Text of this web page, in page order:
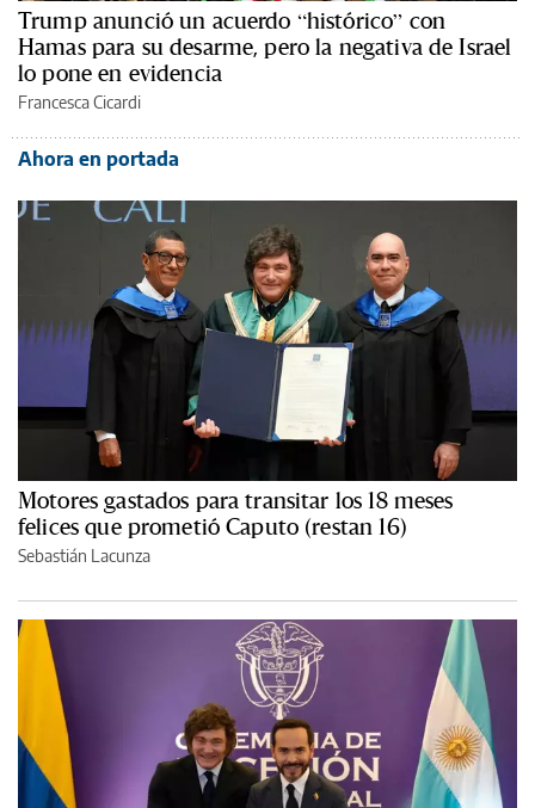
Trump anunció un acuerdo “histórico” con
Hamas para su desarme, pero la negativa de Israel
lo pone en evidencia
Francesca Cicardi
Ahora en portada
Motores gastados para transitar los 18 meses
felices que prometió Caputo (restan 16)
Sebastián Lacunza